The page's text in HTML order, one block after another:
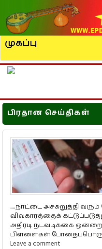
முகப்பு
பிரதான செய்திகள்
.....நாட்டை அச்சுறுத்தி
விவகாரத்தைக்
அதிரடி நடவடிக்கை
பிள்ளைகள்
Leave a comment